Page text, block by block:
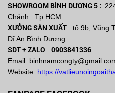
SHOWROOM BÌNH DƯƠNG 5 :
Chánh . Tp HCM
XƯỞNG SÀN XUẤT : tổ 9b, Vũng
Dĩ An Bình Dương.
SDT + ZALO :0903841336
Email:
Website :https://